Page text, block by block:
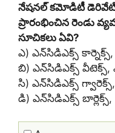
నేషనల్ కమోడిటీ
ప్రారంభించిన రెండు
సూచికలు ఏవి?
ఎ) ఎన్‌సిడిఎక్స్
బి) ఎన్‌సిడిఎక్స్ వీటెక్స్,
సి) ఎన్‌సిడిఎక్స్
డి) ఎన్‌సిడిఎక్స్